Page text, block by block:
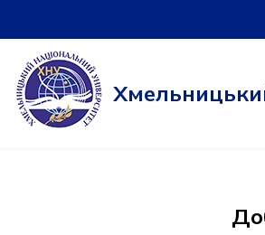
Перейти
до
вмісту